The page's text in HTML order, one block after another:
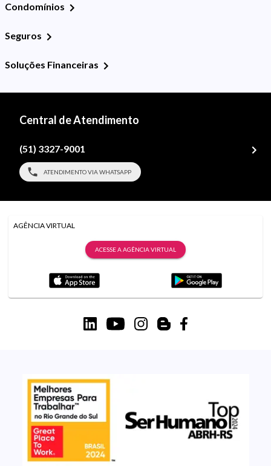
Condomínios
Seguros
Soluções Financeiras
Central de Atendimento
(51) 3327-9001
ATENDIMENTO VIA WHATSAPP
AGÊNCIA VIRTUAL
ACESSE A AGÊNCIA VIRTUAL